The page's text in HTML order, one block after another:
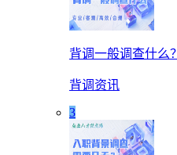
背调一般调查什么？
背调资讯
3